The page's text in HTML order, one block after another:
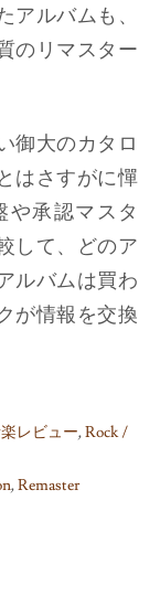
ルバムも、
のリマスター
御大のカタロ
はさすがに憚
や承認マスタ
して、どのア
ルバムは買わ
が情報を交換
レビュー,Rock /
,Remaster